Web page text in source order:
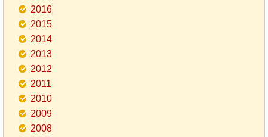
2016
2015
2014
2013
2012
2011
2010
2009
2008